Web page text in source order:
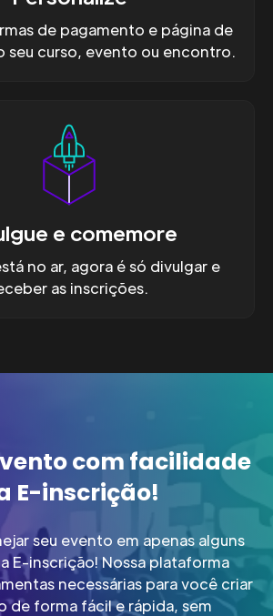
de pagamento e página de
seu curso, evento ou encontro.
e comemore
no ar, agora é só divulgar e
as inscrições.
com facilidade
E-inscrição!
seu evento em apenas alguns
E-inscrição! Nossa plataforma
necessárias para você criar
de forma fácil e rápida, sem